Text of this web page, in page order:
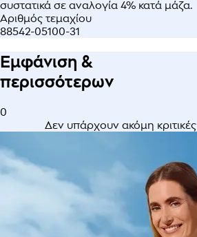
συστατικά σε αναλογία 4% κατά μάζα.
Αριθμός τεμαχίου
88542-05100-31
Εμφάνιση &
περισσότερων
0
Δεν υπάρχουν ακόμη κριτικές